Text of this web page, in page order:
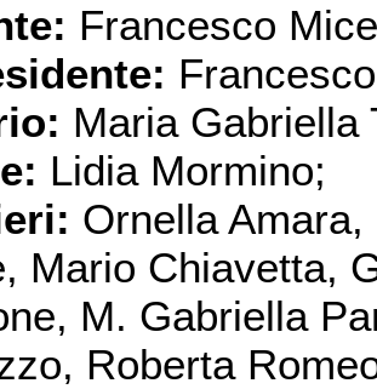
Francesco
Maria Gabriella
Lidia Mormino;
Ornella
Mario Chiavetta,
M. Gabriella
Roberta